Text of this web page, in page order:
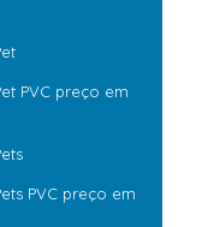
PVC preço em
PVC preço em